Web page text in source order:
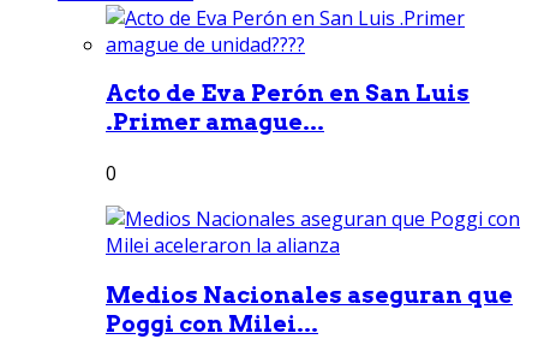
Acto de Eva Perón en San Luis
.Primer amague...
0
Medios Nacionales aseguran que
Poggi con Milei...